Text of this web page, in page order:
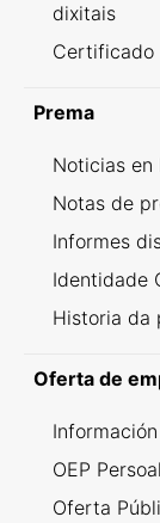
dixitais
Certificado
Prema
Noticias en
Notas de
Informes
Identidade
Historia da
Oferta de
OEP
Oferta